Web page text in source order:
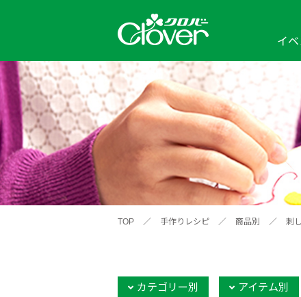
イ
イベント
2026年 2025年 2024年
ワークショップ
2026年 2025年 2024年
イベントレポート
カテゴリから探す
アイテムから探す
新商品一覧 縫い針 ソ
編み物用品 インテリア
クロバーモチーフ ポルトボヌ
編み物ナビ ソーイングナビ
TOP ／ 手作りレシピ ／ 商品別 ／ 刺
カテゴリー別 アイテム別